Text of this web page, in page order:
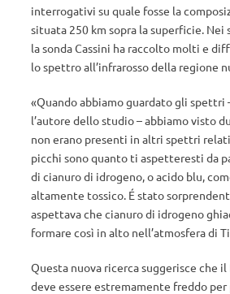
interrogativi su quale fosse la
situata 250 km sopra la superficie. Nei
la sonda Cassini ha raccolto molti e
lo spettro all’infrarosso della regione
«Quando abbiamo guardato gli spettri
l’autore dello studio – abbiamo visto
non erano presenti in altri spettri
picchi sono quanto ti aspetteresti da
di cianuro di idrogeno, o acido blu,
altamente tossico. É stato
aspettava che cianuro di idrogeno
formare così in alto nell’atmosfera di
Questa nuova ricerca suggerisce che
deve essere estremamente freddo